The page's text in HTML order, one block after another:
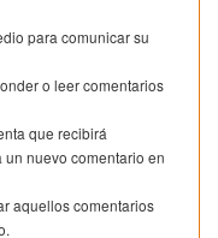
para comunicar su
o leer comentarios
que recibirá
nuevo comentario en
aquellos comentarios